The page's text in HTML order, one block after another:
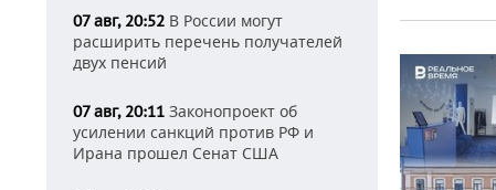
07 авг, 20:52 В России могут
расширить перечень получателей
двух пенсий
07 авг, 20:11 Законопроект об
усилении санкций против РФ и
Ирана прошел Сенат США